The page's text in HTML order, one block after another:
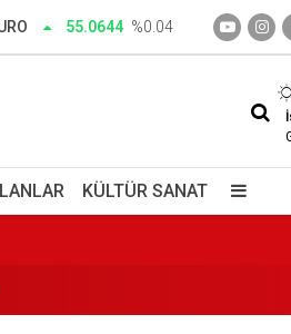
55.0644 %0.04
KÜLTÜR SANAT
cennet